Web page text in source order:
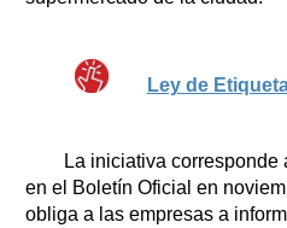
Servicios
Ley de
La iniciativa corresponde
en el Boletín Oficial en
obliga a las empresas a